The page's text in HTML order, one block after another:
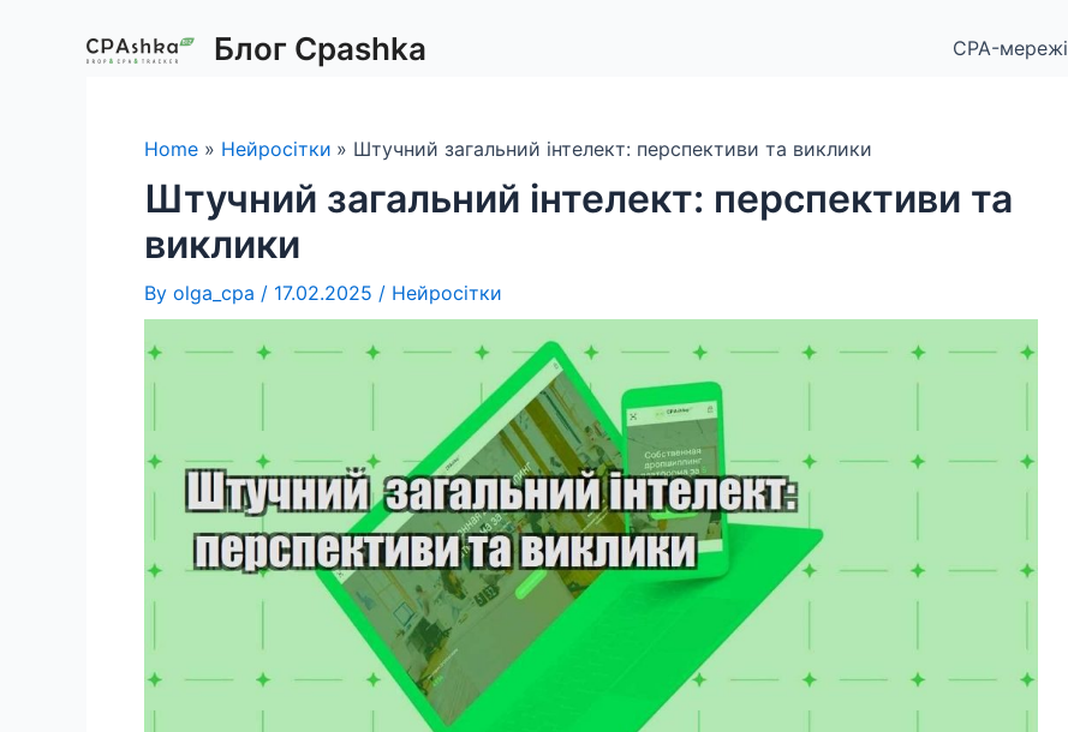
Блог Cpashka CPA-мережі
Home Нейросітки Штучний загальний інтелект: перспективи та виклики
Штучний загальний інтелект: перспективи та
виклики
By olga_cpa / 17.02.2025 / Нейросітки